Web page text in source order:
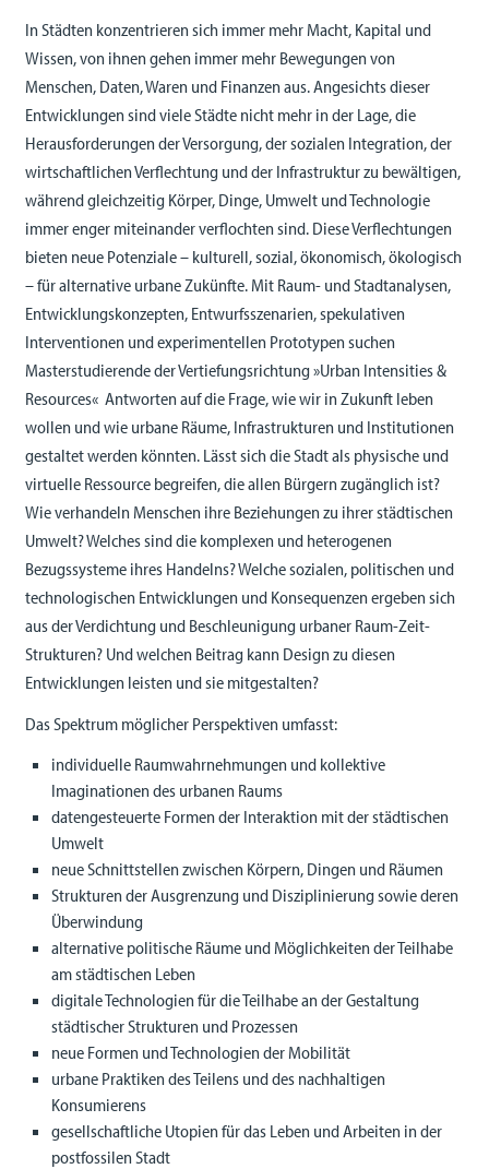
In Städten konzentrieren sich immer mehr Macht, Kapital und
Wissen, von ihnen gehen immer mehr Bewegungen von
Menschen, Daten, Waren und Finanzen aus. Angesichts dieser
Entwicklungen sind viele Städte nicht mehr in der Lage, die
Herausforderungen der Versorgung, der sozialen Integration, der
wirtschaftlichen Verflechtung und der Infrastruktur zu bewältigen,
während gleichzeitig Körper, Dinge, Umwelt und Technologie
immer enger miteinander verflochten sind. Diese Verflechtungen
bieten neue Potenziale – kulturell, sozial, ökonomisch, ökologisch
– für alternative urbane Zukünfte. Mit Raum- und Stadtanalysen,
Entwicklungskonzepten, Entwurfsszenarien, spekulativen
Interventionen und experimentellen Prototypen suchen
Masterstudierende der Vertiefungsrichtung »Urban Intensities &
Resources« Antworten auf die Frage, wie wir in Zukunft leben
wollen und wie urbane Räume, Infrastrukturen und Institutionen
gestaltet werden könnten. Lässt sich die Stadt als physische und
virtuelle Ressource begreifen, die allen Bürgern zugänglich ist?
Wie verhandeln Menschen ihre Beziehungen zu ihrer städtischen
Umwelt? Welches sind die komplexen und heterogenen
Bezugssysteme ihres Handelns? Welche sozialen, politischen und
technologischen Entwicklungen und Konsequenzen ergeben sich
aus der Verdichtung und Beschleunigung urbaner Raum-Zeit-
Strukturen? Und welchen Beitrag kann Design zu diesen
Entwicklungen leisten und sie mitgestalten?
Das Spektrum möglicher Perspektiven umfasst:
individuelle Raumwahrnehmungen und kollektive
Imaginationen des urbanen Raums
datengesteuerte Formen der Interaktion mit der städtischen
Umwelt
neue Schnittstellen zwischen Körpern, Dingen und Räumen
Strukturen der Ausgrenzung und Disziplinierung sowie deren
Überwindung
alternative politische Räume und Möglichkeiten der Teilhabe
am städtischen Leben
digitale Technologien für die Teilhabe an der Gestaltung
städtischer Strukturen und Prozessen
neue Formen und Technologien der Mobilität
urbane Praktiken des Teilens und des nachhaltigen
Konsumierens
gesellschaftliche Utopien für das Leben und Arbeiten in der
postfossilen Stadt